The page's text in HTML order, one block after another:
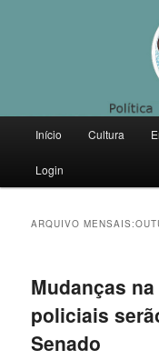
Politica | Esportes |
principal
Pular
para
principal
Pular
para
secundário
Início Cultura
Login
ARQUIVO MENSAIS:
Mudanças
policiais
Senado